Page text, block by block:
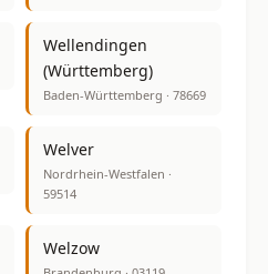
Wellendingen
(Württemberg)
Baden-Württemberg · 78669
Welver
Nordrhein-Westfalen ·
59514
Welzow